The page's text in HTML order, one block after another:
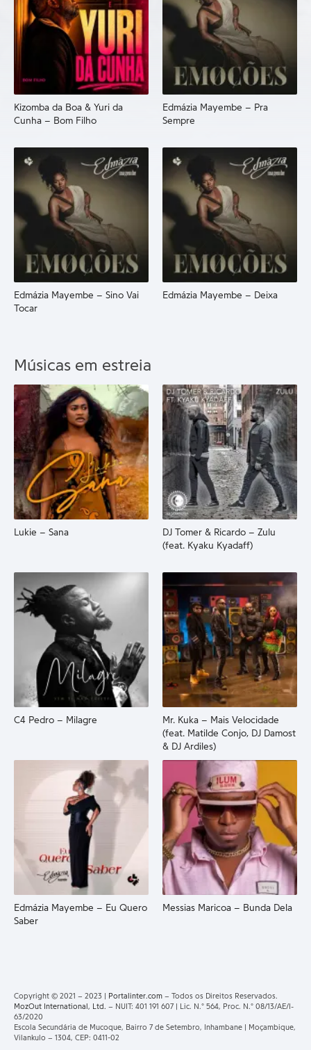
Kizomba da Boa & Yuri da
Cunha – Bom Filho
Edmázia Mayembe – Pra
Sempre
Edmázia Mayembe – Sino Vai
Tocar
Edmázia Mayembe – Deixa
Músicas em estreia
Lukie – Sana
DJ Tomer & Ricardo – Zulu
(feat. Kyaku Kyadaff)
C4 Pedro – Milagre
Mr. Kuka – Mais Velocidade
(feat. Matilde Conjo, DJ Damost
& DJ Ardiles)
Edmázia Mayembe – Eu Quero
Saber
Messias Maricoa – Bunda Dela
Copyright © 2021 – 2023 | Portalinter.com – Todos os Direitos Reservados.
MozOut International, Ltd. – NUIT: 401 191 607 | Lic. N.° 564, Proc. N.° 08/13/AE/I-
63/2020
Escola Secundária de Mucoque, Bairro 7 de Setembro, Inhambane | Moçambique,
Vilankulo – 1304, CEP: 0411-02